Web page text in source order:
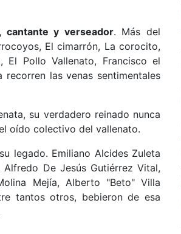
cantante y verseador. Más del
El cimarrón, La corocito,
El Pollo Vallenato, Francisco el
las venas sentimentales
su verdadero reinado nunca
oído colectivo del vallenato.
legado. Emiliano Alcides Zuleta
De Jesús Gutiérrez Vital,
Mejía, Alberto "Beto" Villa
tantos otros, bebieron de esa